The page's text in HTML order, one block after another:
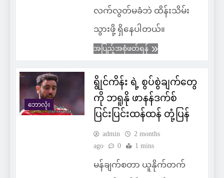
လက်လွတ်မခံဘဲ ထိန်းသိမ်း
သွားဖို့ ရှိနေပါတယ်။
အပြည့်အစုံဖတ်ရန်
ဘောလုံး
ရွိုင်ကိန်း ရဲ့ စွပ်စွဲချက်တွေ
ကို ဘရူနို ဖာနန်ဒက်စ်
ပြင်းပြင်းထန်ထန် တုံ့ပြန်
admin
2 months
ago
0 1 mins
မန်ချက်စတာ ယူနိုက်တက်